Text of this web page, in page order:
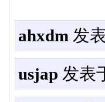
ahxdm 发
usjap 发表